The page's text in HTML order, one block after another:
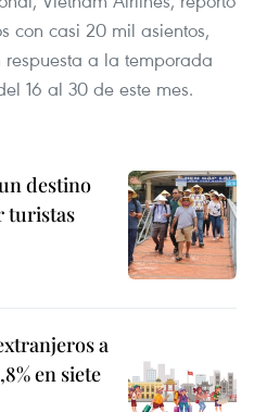
con casi 20 mil asientos,
a la temporada
16 al 30 de este mes.
destino
turistas
a
en siete